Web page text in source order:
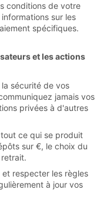
conditions de votre
sur les
spécifiques.
et les actions
sécurité de vos
jamais vos
privées à d'autres
ce qui se produit
sur €, le choix du
respecter les règles
à jour vos